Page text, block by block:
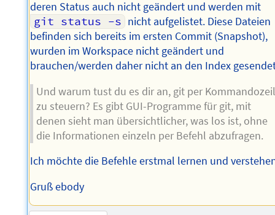
deren Status auch nicht geändert und werden mit
git status -s nicht aufgelistet. Diese Dateien
befinden sich bereits im ersten Commit (Snapshot),
wurden im Workspace nicht geändert und
brauchen/werden daher nicht an den Index
Und warum tust du es dir an, git per
zu steuern? Es gibt GUI-Programme für git, mit
denen sieht man übersichtlicher, was los ist, ohne
die Informationen einzeln per Befehl abzufragen.
Ich möchte die Befehle erstmal lernen und
Gruß ebody